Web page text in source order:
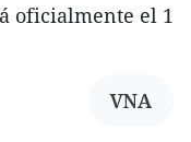
oficialmente el 1
VNA